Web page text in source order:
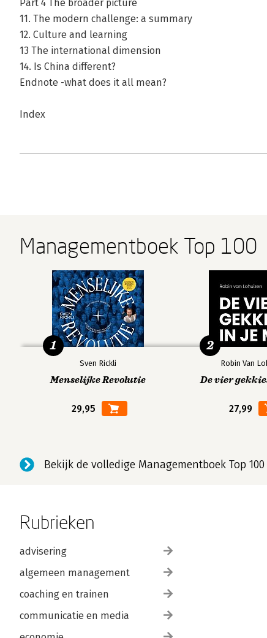
Part 4 The broader picture
11. The modern challenge: a summary
12. Culture and learning
13 The international dimension
14. Is China different?
Endnote -what does it all mean?
Index
Managementboek Top 100
Sven Rickli
Menselijke Revolutie
29,95
1
Robin Van
De vier
27,99
2
Bekijk de volledige Managementboek Top 100
Rubrieken
advisering
algemeen management
coaching en trainen
communicatie en media